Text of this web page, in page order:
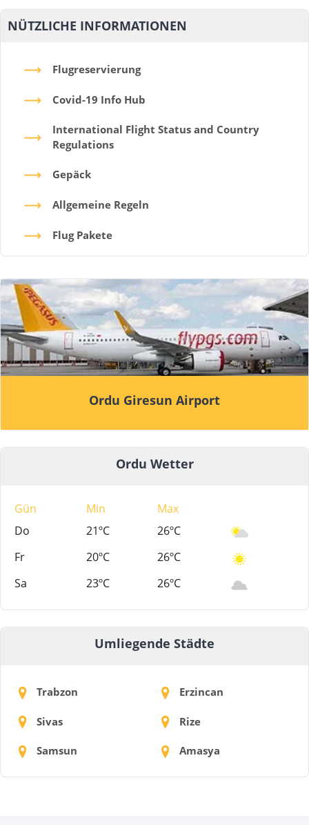
NÜTZLICHE INFORMATIONEN
Flugreservierung
Covid-19 Info Hub
International Flight Status and Country
Regulations
Gepäck
Allgemeine Regeln
Flug Pakete
Ordu Giresun Airport
Ordu Wetter
Gün Min
Max
Do
21ºC
26ºC
Fr
20ºC
26ºC
Sa
23ºC 26ºC
Umliegende Städte
Trabzon Erzincan
Sivas Rize
Samsun Amasya